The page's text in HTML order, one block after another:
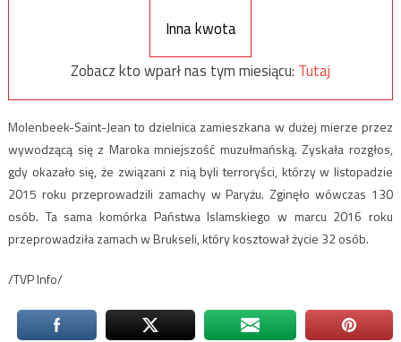
Inna kwota
Zobacz kto wparł nas tym miesiącu: Tutaj
Molenbeek-Saint-Jean to dzielnica zamieszkana w dużej mierze przez
wywodzącą się z Maroka mniejszość muzułmańską. Zyskała rozgłos,
gdy okazało się, że związani z nią byli terroryści, którzy w listopadzie
2015 roku przeprowadzili zamachy w Paryżu. Zginęło wówczas 130
osób. Ta sama komórka Państwa Islamskiego w marcu 2016 roku
przeprowadziła zamach w Brukseli, który kosztował życie 32 osób.
/TVP Info/